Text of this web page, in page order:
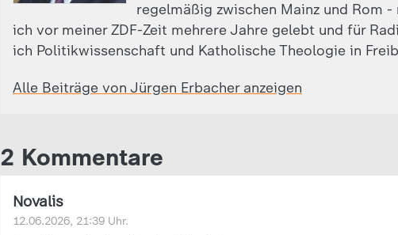
regelmäßig zwischen Mainz und Rom
ich vor meiner ZDF-Zeit mehrere Jahre gelebt und für
ich Politikwissenschaft und Katholische Theologie in
Alle Beiträge von Jürgen Erbacher anzeigen
2 Kommentare
Novalis
12.06.2026, 21:39 Uhr.